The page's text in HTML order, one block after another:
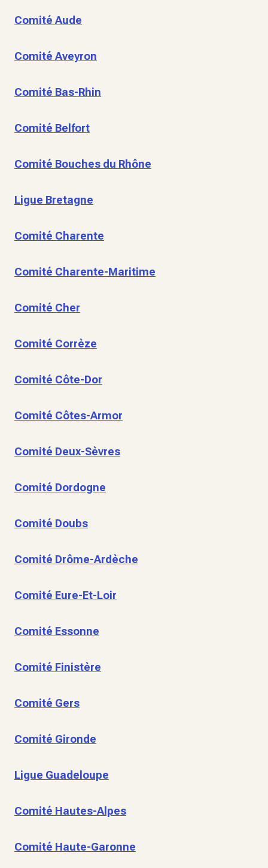
Comité Aude
Comité Aveyron
Comité Bas-Rhin
Comité Belfort
Comité Bouches du Rhône
Ligue Bretagne
Comité Charente
Comité Charente-Maritime
Comité Cher
Comité Corrèze
Comité Côte-Dor
Comité Côtes-Armor
Comité Deux-Sèvres
Comité Dordogne
Comité Doubs
Comité Drôme-Ardèche
Comité Eure-Et-Loir
Comité Essonne
Comité Finistère
Comité Gers
Comité Gironde
Ligue Guadeloupe
Comité Hautes-Alpes
Comité Haute-Garonne